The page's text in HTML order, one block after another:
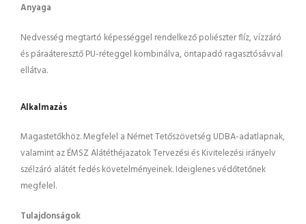
Anyaga
Nedvesség megtartó képességgel rendelkező poliészter flíz, vízzáró
és páraáteresztő PU-réteggel kombinálva, öntapadó ragasztósávval
ellátva.
Alkalmazás
Magastetőkhöz. Megfelel a Német Tetőszövetség UDBA-adatlapnak,
valamint az ÉMSZ Alátéthéjazatok Tervezési és Kivitelezési irányelv
szélzáró alátét fedés követelményeinek. Ideiglenes védőtetőnek
megfelel.
Tulajdonságok